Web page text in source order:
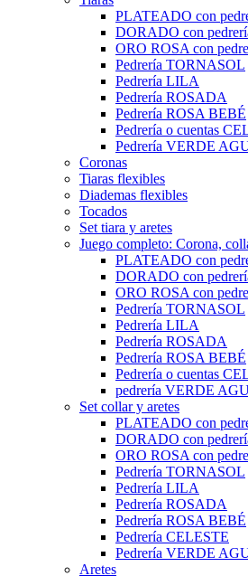
PLATEADO con
DORADO con
ORO ROSA con
Pedrería TORNASOL
Pedrería LILA
Pedrería ROSADA
Pedrería ROSA BEBÉ
Pedrería o cuentas
Pedrería VERDE
Coronas
Tiaras flexibles
Diademas flexibles
Tocados
Set tiara y aretes
Juego completo: Corona,
PLATEADO con
DORADO con
ORO ROSA con
Pedrería TORNASOL
Pedrería LILA
Pedrería ROSADA
Pedrería ROSA BEBÉ
Pedrería o cuentas
pedrería VERDE
Set collar y aretes
PLATEADO con
DORADO con
ORO ROSA con
Pedrería TORNASOL
Pedrería LILA
Pedrería ROSADA
Pedrería ROSA BEBÉ
Pedrería CELESTE
Pedrería VERDE
Aretes